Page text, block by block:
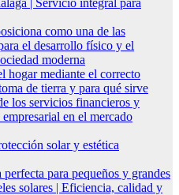
| Servicio integral para
como una de las
el desarrollo físico y el
moderna
hogar mediante el correcto
de tierra y para qué sirve
los servicios financieros y
en el mercado
solar y estética
para pequeños y grandes
solares | Eficiencia, calidad y